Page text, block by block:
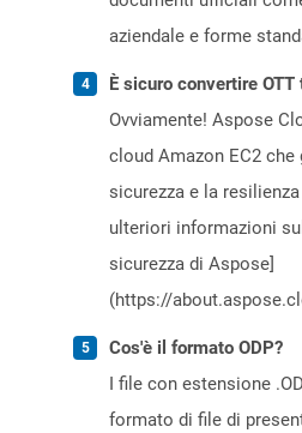
aziendale e forme
È sicuro convertire OTT
Ovviamente! Aspose
cloud Amazon EC2
sicurezza e la
ulteriori informazioni
sicurezza di Aspose]
(https://
Cos'è il formato ODP?
I file con estensione
formato di file di